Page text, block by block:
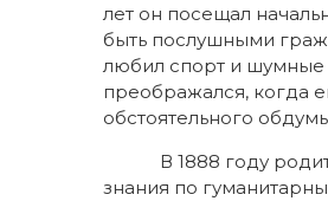
лет он посещал
быть послушными
любил спорт и шумные
преображался, когда
обстоятельного
В 1888 году
знания по